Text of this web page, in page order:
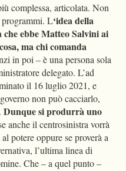
complessa, articolata. Non
programmi. L‘idea della
ebbe Matteo Salvini ai
ma chi comanda
in poi – è una persona sola
delegato. L’ad
il 16 luglio 2021, e
non può cacciarlo,
Dunque si produrrà uno
anche il centrosinistra vorrà
potere oppure se proverà a
l’ultima linea di
Che – a quel punto –